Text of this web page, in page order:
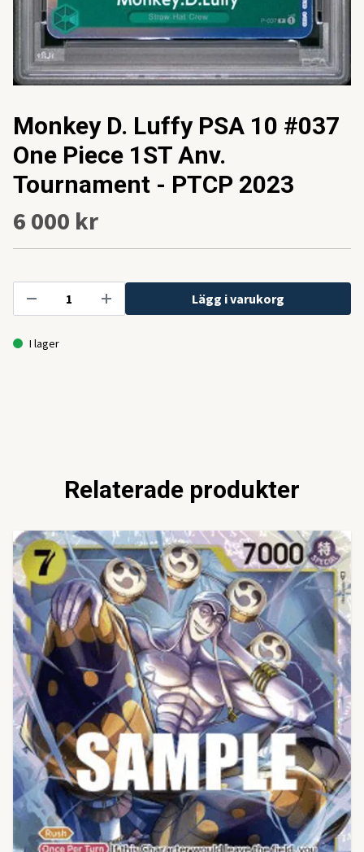
Monkey D. Luffy PSA 10 #037
One Piece 1ST Anv.
Tournament - PTCP 2023
6 000 kr
Lägg i varukorg
I lager
Relaterade produkter